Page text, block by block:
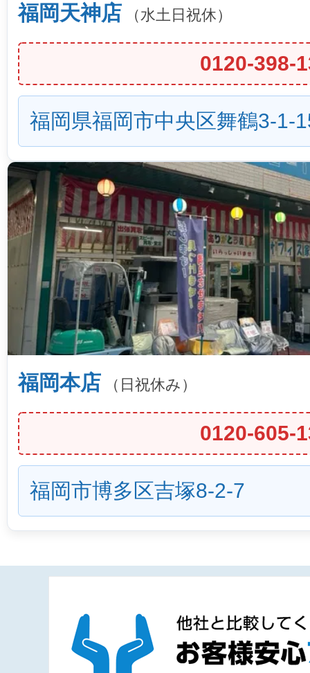
福岡天神店 （水土日祝休）
0120-398-
福岡県福岡市中央区舞鶴3-1-
福岡本店 （日祝休み）
0120-605-
福岡市博多区吉塚8-2-7